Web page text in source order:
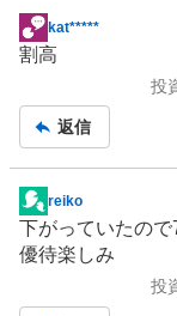
掲
示
事
kat*****
割高
投
返信
掲
示
板
reiko
下がっていたの
優待楽しみ
投